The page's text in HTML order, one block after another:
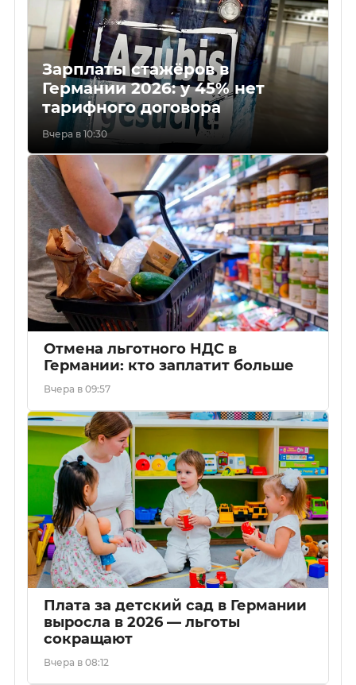
Зарплаты стажёров в
Германии 2026: у 45% нет
тарифного договора
Вчера в 10:30
Отмена льготного НДС в
Германии: кто заплатит больше
Вчера в 09:57
Плата за детский сад в Германии
выросла в 2026 — льготы
сокращают
Вчера в 08:12